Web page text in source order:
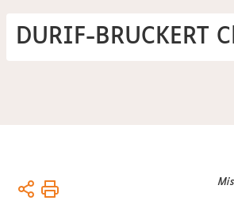
DURIF-BRUCKERT
Vous
Accueil